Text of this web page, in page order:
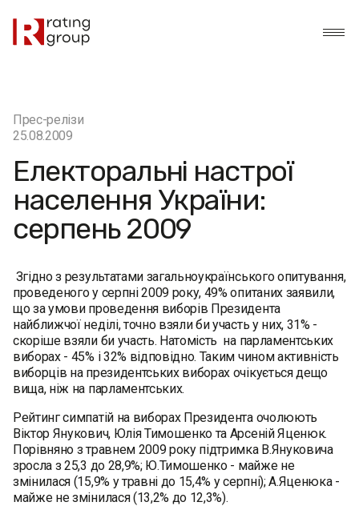
Прес-релізи
25.08.2009
Електоральні настрої
населення України:
серпень 2009
Згідно з результатами загальноукраїнського опитування,
проведеного у серпні 2009 року, 49% опитаних заявили,
що за умови проведення виборів Президента
найближчої неділі, точно взяли би участь у них, 31% -
скоріше взяли би участь. Натомість на парламентських
виборах - 45% і 32% відповідно. Таким чином активність
виборців на президентських виборах очікується дещо
вища, ніж на парламентських.
Рейтинг симпатій на виборах Президента очолюють
Віктор Янукович, Юлія Тимошенко та Арсеній Яценюк.
Порівняно з травнем 2009 року підтримка В.Януковича
зросла з 25,3 до 28,9%; Ю.Тимошенко - майже не
змінилася (15,9% у травні до 15,4% у серпні); А.Яценюка -
майже не змінилася (13,2% до 12,3%).